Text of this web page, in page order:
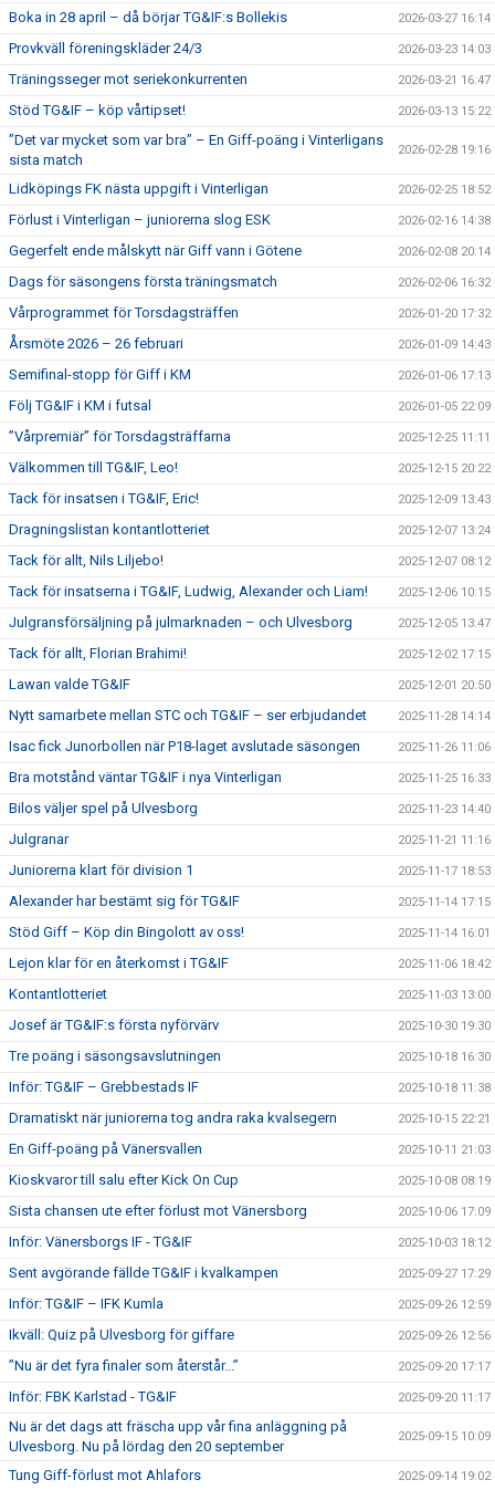
Boka in 28 april – då börjar TG&IF:s Bollekis 2026-03-27 16:14
Provkväll föreningskläder 24/3 2026-03-23 14:03
Träningsseger mot seriekonkurrenten 2026-03-21 16:47
Stöd TG&IF – köp vårtipset! 2026-03-13 15:22
”Det var mycket som var bra” – En Giff-poäng i Vinterligans
sista match
2026-02-28 19:16
Lidköpings FK nästa uppgift i Vinterligan 2026-02-25 18:52
Förlust i Vinterligan – juniorerna slog ESK 2026-02-16 14:38
Gegerfelt ende målskytt när Giff vann i Götene 2026-02-08 20:14
Dags för säsongens första träningsmatch 2026-02-06 16:32
Vårprogrammet för Torsdagsträffen 2026-01-20 17:32
Årsmöte 2026 – 26 februari 2026-01-09 14:43
Semifinal-stopp för Giff i KM 2026-01-06 17:13
Följ TG&IF i KM i futsal 2026-01-05 22:09
”Vårpremiär” för Torsdagsträffarna 2025-12-25 11:11
Välkommen till TG&IF, Leo! 2025-12-15 20:22
Tack för insatsen i TG&IF, Eric! 2025-12-09 13:43
Dragningslistan kontantlotteriet 2025-12-07 13:24
Tack för allt, Nils Liljebo! 2025-12-07 08:12
Tack för insatserna i TG&IF, Ludwig, Alexander och Liam! 2025-12-06 10:15
Julgransförsäljning på julmarknaden – och Ulvesborg 2025-12-05 13:47
Tack för allt, Florian Brahimi! 2025-12-02 17:15
Lawan valde TG&IF 2025-12-01 20:50
Nytt samarbete mellan STC och TG&IF – ser erbjudandet 2025-11-28 14:14
Isac fick Junorbollen när P18-laget avslutade säsongen 2025-11-26 11:06
Bra motstånd väntar TG&IF i nya Vinterligan 2025-11-25 16:33
Bilos väljer spel på Ulvesborg 2025-11-23 14:40
Julgranar 2025-11-21 11:16
Juniorerna klart för division 1 2025-11-17 18:53
Alexander har bestämt sig för TG&IF 2025-11-14 17:15
Stöd Giff – Köp din Bingolott av oss! 2025-11-14 16:01
Lejon klar för en återkomst i TG&IF 2025-11-06 18:42
Kontantlotteriet 2025-11-03 13:00
Josef är TG&IF:s första nyförvärv 2025-10-30 19:30
Tre poäng i säsongsavslutningen 2025-10-18 16:30
Inför: TG&IF – Grebbestads IF 2025-10-18 11:38
Dramatiskt när juniorerna tog andra raka kvalsegern 2025-10-15 22:21
En Giff-poäng på Vänersvallen 2025-10-11 21:03
Kioskvaror till salu efter Kick On Cup 2025-10-08 08:19
Sista chansen ute efter förlust mot Vänersborg 2025-10-06 17:09
Inför: Vänersborgs IF - TG&IF 2025-10-03 18:12
Sent avgörande fällde TG&IF i kvalkampen 2025-09-27 17:29
Inför: TG&IF – IFK Kumla 2025-09-26 12:59
Ikväll: Quiz på Ulvesborg för giffare 2025-09-26 12:56
”Nu är det fyra finaler som återstår...” 2025-09-20 17:17
Inför: FBK Karlstad - TG&IF 2025-09-20 11:17
Nu är det dags att fräscha upp vår fina anläggning på
Ulvesborg. Nu på lördag den 20 september
2025-09-15 10:09
Tung Giff-förlust mot Ahlafors 2025-09-14 19:02